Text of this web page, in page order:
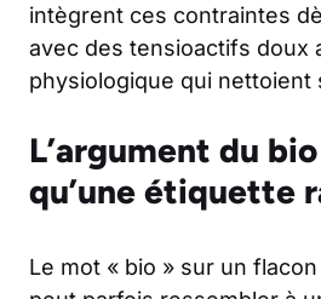
intègrent ces contraintes
avec des tensioactifs doux
physiologique qui nettoient
L’argument du
qu’une étiquette
Le mot « bio » sur un